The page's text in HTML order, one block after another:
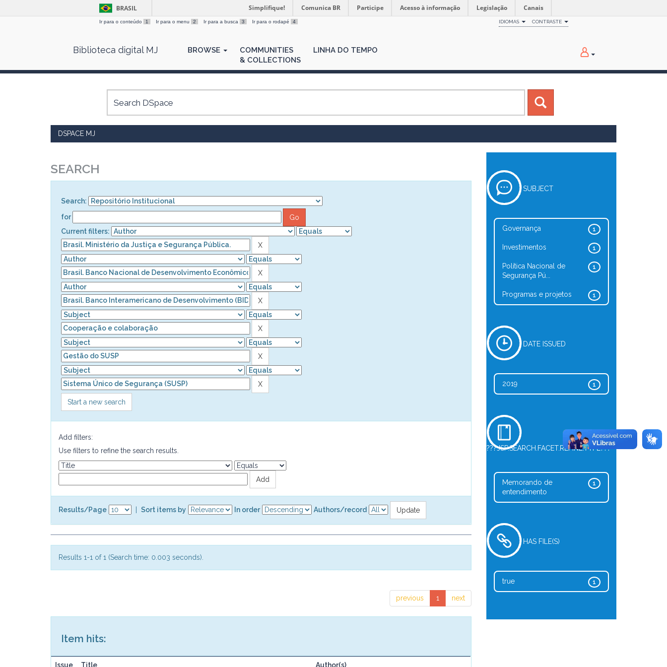
BRASIL Simplifique! Comunica BR Participe Acesso à informação Legislação Canais
Ir para o conteúdo 1 Ir para o menu 2 Ir para a busca 3 Ir para o rodapé 4 IDIOMAS CONTRASTE
Biblioteca digital MJ BROWSE
COMMUNITIES
& COLLECTIONS
LINHA DO TEMPO
DSPACE MJ
SEARCH
Search:
for
Current filters:
Start a new search
Add filters:
Use filters to refine the search results.
Results/Page Sort items by In order Authors/record
Results 1-1 of 1 (Search time: 0.003 seconds).
previous 1 next
Item hits:
Issue Title Author(s)
SUBJECT
1
Governança
1
Investimentos
1
Política Nacional de
Segurança Pú...
1
Programas e projetos
DATE ISSUED
1
2019
???JSP.SEARCH.FACET.REFINE.TYPE???
1
Memorando de
entendimento
HAS FILE(S)
1
true